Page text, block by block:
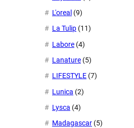
L'oreal (9)
La Tulip (11)
Labore (4)
Lanature (5)
LIFESTYLE (7)
Lunica (2)
Lysca (4)
Madagascar (5)